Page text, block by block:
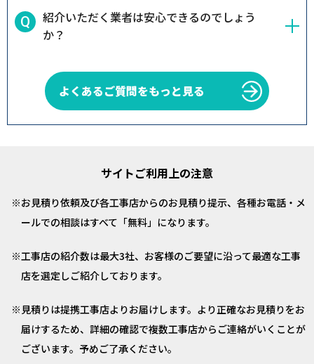
紹介いただく業者は安心できるのでしょう
か？
よくあるご質問をもっと見る
サイトご利用上の注意
お見積り依頼及び各工事店からのお見積り提示、各種お電話・メ
ールでの相談はすべて「無料」になります。
工事店の紹介数は最大3社、お客様のご要望に沿って最適な工事
店を選定しご紹介しております。
見積りは提携工事店よりお届けします。より正確なお見積りをお
届けするため、詳細の確認で複数工事店からご連絡がいくことが
ございます。予めご了承ください。